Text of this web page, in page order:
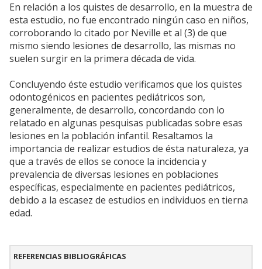
En relación a los quistes de desarrollo, en la muestra de
esta estudio, no fue encontrado ningún caso en niños,
corroborando lo citado por Neville et al (3) de que
mismo siendo lesiones de desarrollo, las mismas no
suelen surgir en la primera década de vida.
Concluyendo éste estudio verificamos que los quistes
odontogénicos en pacientes pediátricos son,
generalmente, de desarrollo, concordando con lo
relatado en algunas pesquisas publicadas sobre esas
lesiones en la población infantil. Resaltamos la
importancia de realizar estudios de ésta naturaleza, ya
que a través de ellos se conoce la incidencia y
prevalencia de diversas lesiones en poblaciones
específicas, especialmente en pacientes pediátricos,
debido a la escasez de estudios en individuos en tierna
edad.
REFERENCIAS BIBLIOGRÁFICAS